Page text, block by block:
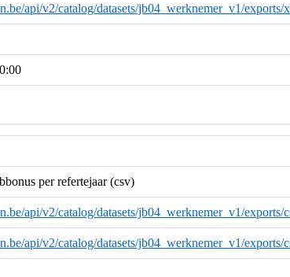
api/v2/catalog/datasets/jb04_werknemer_v1/exports/
per refertejaar (csv)
api/v2/catalog/datasets/jb04_werknemer_v1/exports/
api/v2/catalog/datasets/jb04_werknemer_v1/exports/